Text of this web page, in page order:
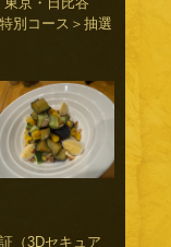
別コース＞抽選
（3Dセキュア